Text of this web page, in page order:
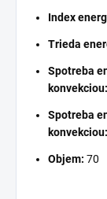
Index
Trieda
Spotreba
konvekciou:
Spotreba
konvekciou:
Objem: 70